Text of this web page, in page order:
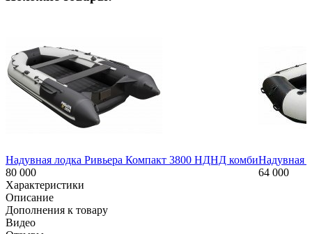
Надувная лодка Ривьера Компакт 3800 НДНД комби
80 000
Надувная
64 000
Характеристики
Описание
Дополнения к товару
Видео